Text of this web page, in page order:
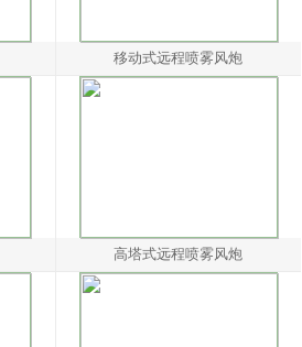
移动式远程喷雾风炮
高塔式远程喷雾风炮